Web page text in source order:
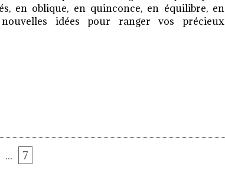
en oblique, en quinconce, en équilibre, en
idées pour ranger vos précieux
... 7